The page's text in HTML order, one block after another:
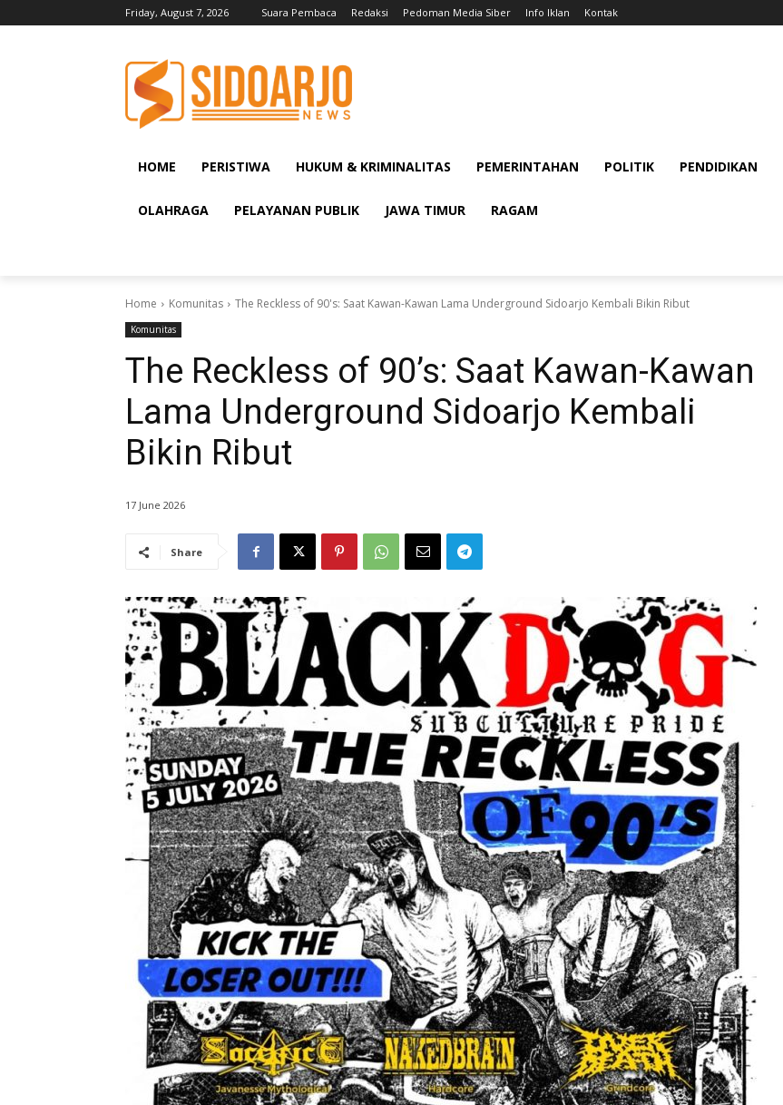
Friday, August 7, 2026 Suara Pembaca Redaksi Pedoman Media Siber Info Iklan Kontak
HOME PERISTIWA HUKUM & KRIMINALITAS PEMERINTAHAN POLITIK PENDIDIKAN
OLAHRAGA PELAYANAN PUBLIK JAWA TIMUR RAGAM
Home Komunitas The Reckless of 90's: Saat Kawan-Kawan Lama Underground Sidoarjo Kembali Bikin Ribut
Komunitas
The Reckless of 90’s: Saat Kawan-Kawan
Lama Underground Sidoarjo Kembali
Bikin Ribut
17 June 2026
Share